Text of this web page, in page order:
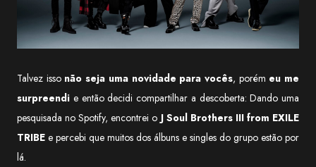
Talvez isso não seja uma novidade para vocês, porém eu me
surpreendi e então decidi compartilhar a descoberta: Dando uma
pesquisada no Spotify, encontrei o J Soul Brothers III from EXILE
TRIBE e percebi que muitos dos álbuns e singles do grupo estão por
lá.